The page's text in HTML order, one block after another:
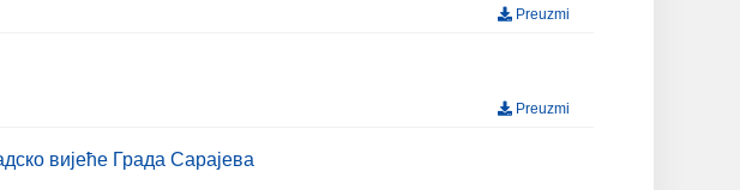
Preuzmi
Preuzmi
вијеће Града Сарајева